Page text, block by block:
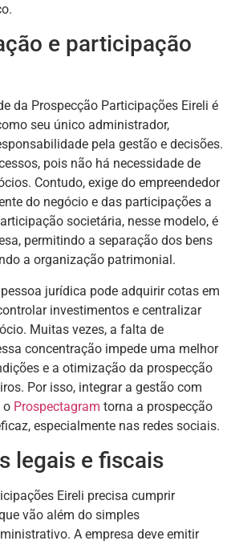
e participação
da Prospecção Participações Eireli é
seu único administrador,
pela gestão e decisões.
pois não há necessidade de
Contudo, exige do empreendedor
do negócio e das participações a
societária, nesse modelo, é
permitindo a separação dos bens
a organização patrimonial.
jurídica pode adquirir cotas em
investimentos e centralizar
Muitas vezes, a falta de
concentração impede uma melhor
e a otimização da prospecção
Por isso, integrar a gestão com
o Prospectagram torna a prospecção
especialmente nas redes sociais.
legais e fiscais
Eireli precisa cumprir
vão além do simples
A empresa deve emitir